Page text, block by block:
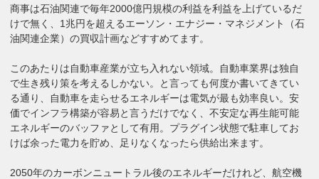
商事は石油関連で毎年2000億円規模の利益を利益を上げているだ
けで無く、1兆円を超えるエーソン・エナジー・マネジメント（石
油関連企業）の買収計画などすすめてます。
このあたりは自動車産業が立ち入れない領域。自動車業界は独自
で生き残り策を考えるしかない。と言っても何度か書いてきてい
る通り、自動車を走らせるエネルギーは電気が最も効率良い。安
価でインフラ構築が容易と言うだけでなく、不安定な再生能可能
エネルギーのバッファとして有用。プラグイン状態で駐車してお
けば余った電力を貯め、足りなくなったら供給出来ます。
2050年のカーボンニュートラル後のエネルギーだけれど、航空機